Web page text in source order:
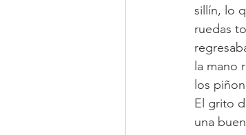
sillín, lo
ruedas
la mano
los
El grito
una